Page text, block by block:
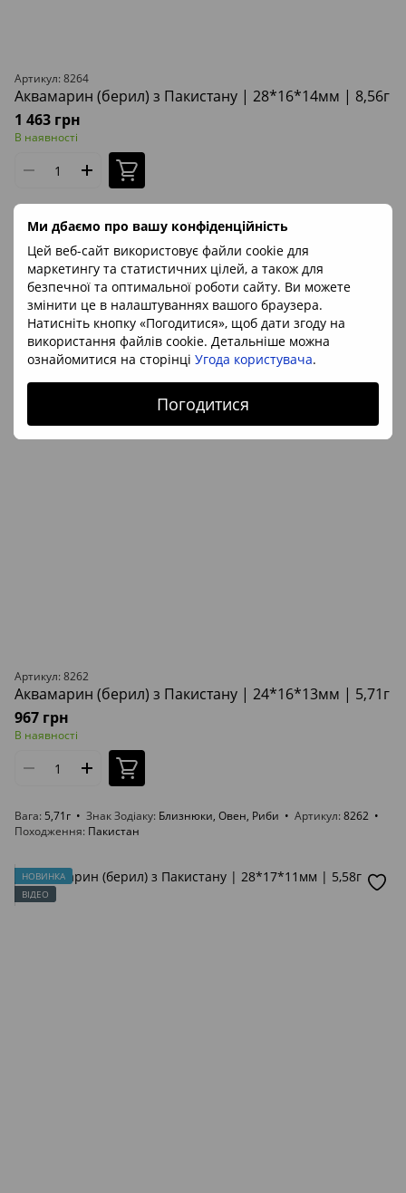
Ми дбаємо про вашу конфіденційність
Цей веб-сайт використовує файли cookie для
маркетингу та статистичних цілей, а також для
безпечної та оптимальної роботи сайту. Ви можете
змінити це в налаштуваннях вашого браузера.
Натисніть кнопку «Погодитися», щоб дати згоду на
використання файлів cookie. Детальніше можна
ознайомитися на сторінці Угода користувача.
Погодитися
Артикул: 8264
Аквамарин (берил) з Пакистану | 28*16*14мм | 8,56г
1 463 грн
В наявності
8,56г Близнюки, Овен, Риби
Походження Пакистан
НОВИНКА
Артикул: 8262
Аквамарин (берил) з Пакистану | 24*16*13мм | 5,71г
967 грн
В наявності
Вага 5,71г Знак Зодіаку Близнюки, Овен, Риби Артикул 8262
Походження Пакистан
НОВИНКА
ВІДЕО